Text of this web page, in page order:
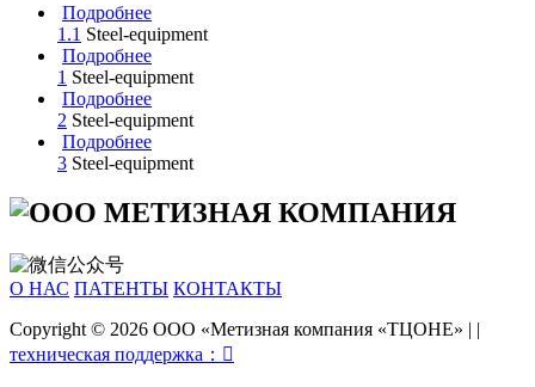
Подробнее
1.1 Steel-equipment
Подробнее
1 Steel-equipment
Подробнее
2 Steel-equipment
Подробнее
3 Steel-equipment
О НАС ПАТЕНТЫ КОНТАКТЫ
Copyright © 2026 ООО «Метизная компания «ТЦОНЕ» | |
техническая поддержка： 